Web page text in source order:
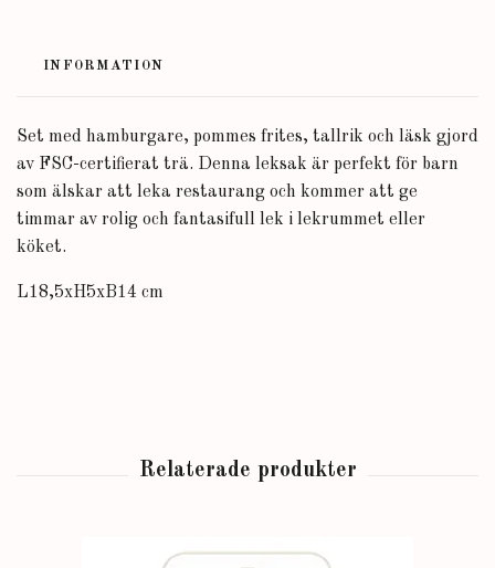
INFORMATION
Set med hamburgare, pommes frites, tallrik och läsk gjord
av FSC-certifierat trä. Denna leksak är perfekt för barn
som älskar att leka restaurang och kommer att ge
timmar av rolig och fantasifull lek i lekrummet eller
köket.
L18,5xH5xB14 cm